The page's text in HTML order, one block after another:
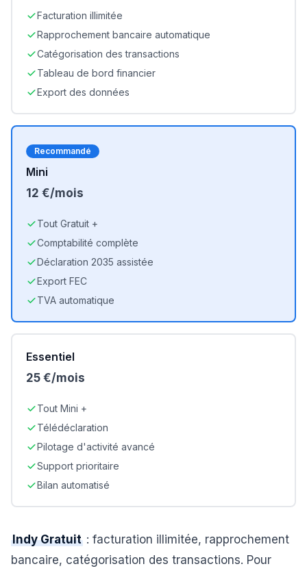
Facturation illimitée
Rapprochement bancaire automatique
Catégorisation des transactions
Tableau de bord financier
Export des données
Recommandé
Mini
12 €/mois
Tout Gratuit +
Comptabilité complète
Déclaration 2035 assistée
Export FEC
TVA automatique
Essentiel
25 €/mois
Tout Mini +
Télédéclaration
Pilotage d'activité avancé
Support prioritaire
Bilan automatisé
Indy Gratuit : facturation illimitée, rapprochement
bancaire, catégorisation des transactions. Pour